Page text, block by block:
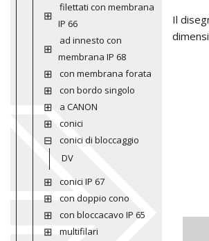
filettati con membrana
IP 66
ad innesto con
membrana IP 68
con membrana forata
con bordo singolo
a CANON
conici
conici di bloccaggio
DV
conici IP 67
con doppio cono
con bloccacavo IP 65
multifilari
Il